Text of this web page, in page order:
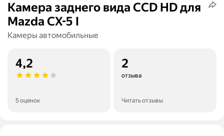
Камера заднего вида CCD HD для
Mazda CX-5 I
Камеры автомобильные
4,2
5 оценок
2
отзыва
Читать отзывы